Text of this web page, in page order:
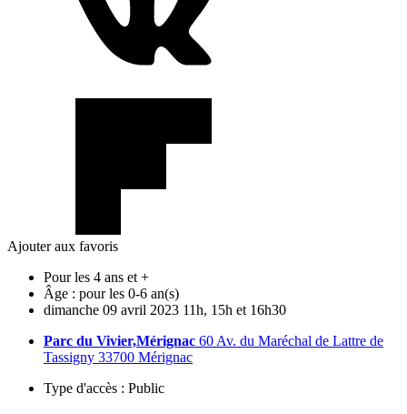
Ajouter aux favoris
Pour les 4 ans et +
Âge : pour les 0-6 an(s)
dimanche 09 avril 2023 11h, 15h et 16h30
Parc du Vivier,Mérignac 60 Av. du Maréchal de Lattre de
Tassigny 33700 Mérignac
Type d'accès : Public